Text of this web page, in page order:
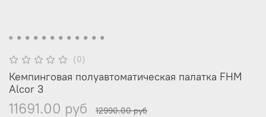
(0)
Кемпинговая полуавтоматическая палатка FHM
Alcor 3
11691.00 руб 12990.00 руб